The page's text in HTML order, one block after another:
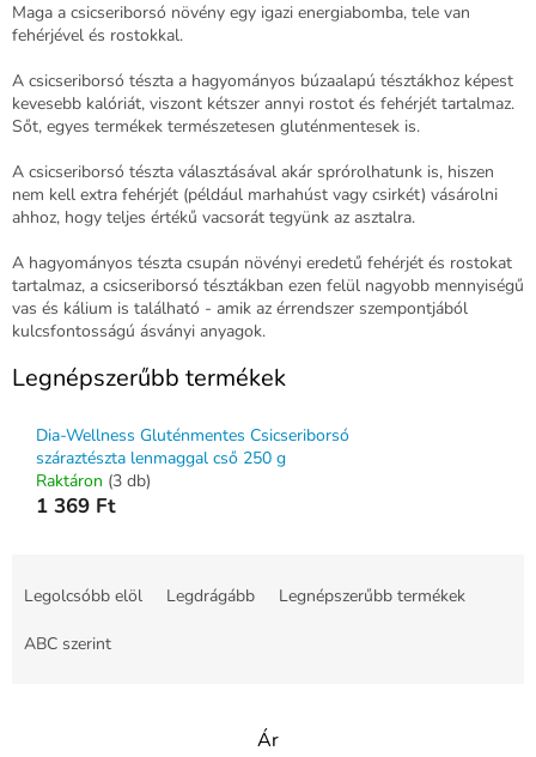
Maga a csicseriborsó növény egy igazi energiabomba, tele van
fehérjével és rostokkal.
A csicseriborsó tészta a hagyományos búzaalapú tésztákhoz képest
kevesebb kalóriát, viszont kétszer annyi rostot és fehérjét tartalmaz.
Sőt, egyes termékek természetesen gluténmentesek is.
A csicseriborsó tészta választásával akár sprórolhatunk is, hiszen
nem kell extra fehérjét (például marhahúst vagy csirkét) vásárolni
ahhoz, hogy teljes értékű vacsorát tegyünk az asztalra.
A hagyományos tészta csupán növényi eredetű fehérjét és rostokat
tartalmaz, a csicseriborsó tésztákban ezen felül nagyobb mennyiségű
vas és kálium is található - amik az érrendszer szempontjából
kulcsfontosságú ásványi anyagok.
Legnépszerűbb termékek
Dia-Wellness Gluténmentes Csicseriborsó
száraztészta lenmaggal cső 250 g
Raktáron (3 db)
1 369 Ft
m
Legolcsóbb elöl Legdrágább Legnépszerűbb termékek
ABC szerint
Ár